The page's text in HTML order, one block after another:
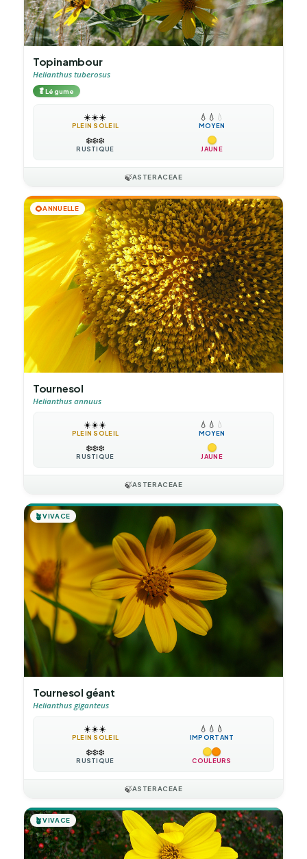
Topinambour
Helianthus tuberosus
🥬Légume
☀️☀️☀️
PLEIN SOLEIL
💧 💧 💧
MOYEN
❄️❄️❄️
RUSTIQUE JAUNE
🍃ASTERACEAE
🌻ANNUELLE
Tournesol
Helianthus annuus
☀️☀️☀️
PLEIN SOLEIL
💧 💧 💧
MOYEN
❄️❄️❄️
RUSTIQUE JAUNE
🍃ASTERACEAE
🪴VIVACE
Tournesol géant
Helianthus giganteus
☀️☀️☀️
PLEIN SOLEIL
💧 💧 💧
IMPORTANT
❄️❄️❄️
RUSTIQUE COULEURS
🍃ASTERACEAE
🪴VIVACE